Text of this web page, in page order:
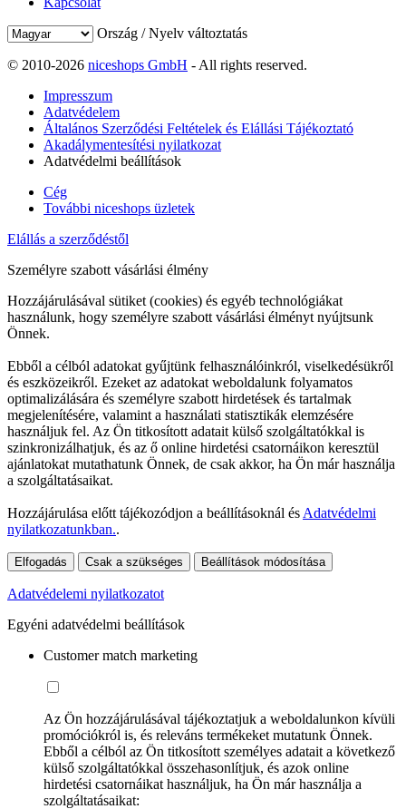
Ország / Nyelv változtatás
© 2010-2026 niceshops GmbH - All rights reserved.
Impresszum
Adatvédelem
Általános Szerződési Feltételek és Elállási Tájékoztató
Akadálymentesítési nyilatkozat
Adatvédelmi beállítások
Cég
További niceshops üzletek
Elállás a szerződéstől
Személyre szabott vásárlási élmény
Hozzájárulásával sütiket (cookies) és egyéb technológiákat
használunk, hogy személyre szabott vásárlási élményt nyújtsunk
Önnek.
Ebből a célból adatokat gyűjtünk felhasználóinkról, viselkedésükről
és eszközeikről. Ezeket az adatokat weboldalunk folyamatos
optimalizálására és személyre szabott hirdetések és tartalmak
megjelenítésére, valamint a használati statisztikák elemzésére
használjuk fel. Az Ön titkosított adatait külső szolgáltatókkal is
szinkronizálhatjuk, és az ő online hirdetési csatornáikon keresztül
ajánlatokat mutathatunk Önnek, de csak akkor, ha Ön már használja
a szolgáltatásaikat.
Hozzájárulása előtt tájékozódjon a beállításoknál és Adatvédelmi
nyilatkozatunkban..
Elfogadás Csak a szükséges Beállítások módosítása
Adatvédelemi nyilatkozatot
Egyéni adatvédelmi beállítások
Customer match marketing
Az Ön hozzájárulásával tájékoztatjuk a weboldalunkon kívüli
promóciókról is, és releváns termékeket mutatunk Önnek.
Ebből a célból az Ön titkosított személyes adatait a következő
külső szolgáltatókkal összehasonlítjuk, és azok online
hirdetési csatornáikat használjuk, ha Ön már használja a
szolgáltatásaikat: